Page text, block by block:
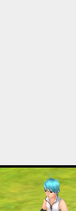
- 2026. Tous droits
DÉCLARATION DE